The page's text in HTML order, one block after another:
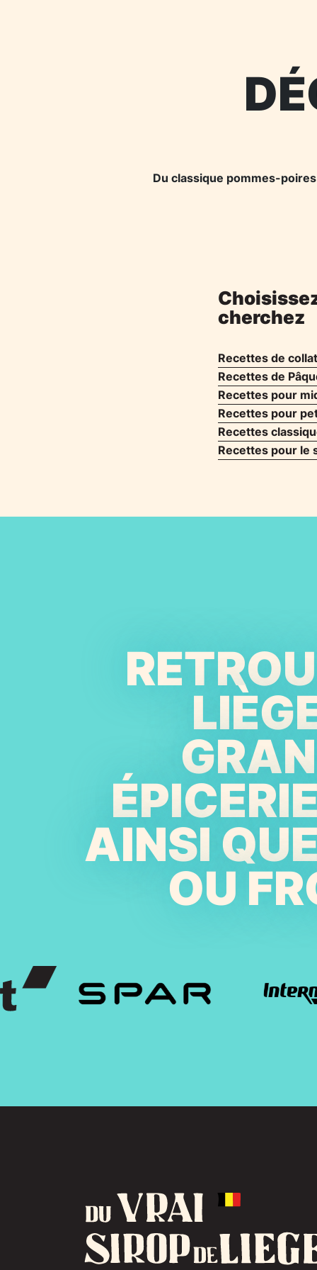
Du classique pommes-
cherchez
Recettes de
Recettes de
Recettes pour
Recettes pour
Recettes
Recettes pour le
AINSI